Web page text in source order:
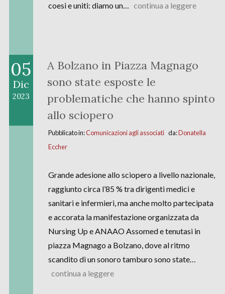
coesi e uniti: diamo un… continua a leggere
A Bolzano in Piazza Magnago
sono state esposte le
problematiche che hanno spinto
allo sciopero
05
Dic
2023
Pubblicato in:Comunicazioni agli associatida:Donatella
Eccher
Grande adesione allo sciopero a livello nazionale,
raggiunto circa l’85 % tra dirigenti medici e
sanitari e infermieri, ma anche molto partecipata
e accorata la manifestazione organizzata da
Nursing Up e ANAAO Assomed e tenutasi in
piazza Magnago a Bolzano, dove al ritmo
scandito di un sonoro tamburo sono state…
continua a leggere